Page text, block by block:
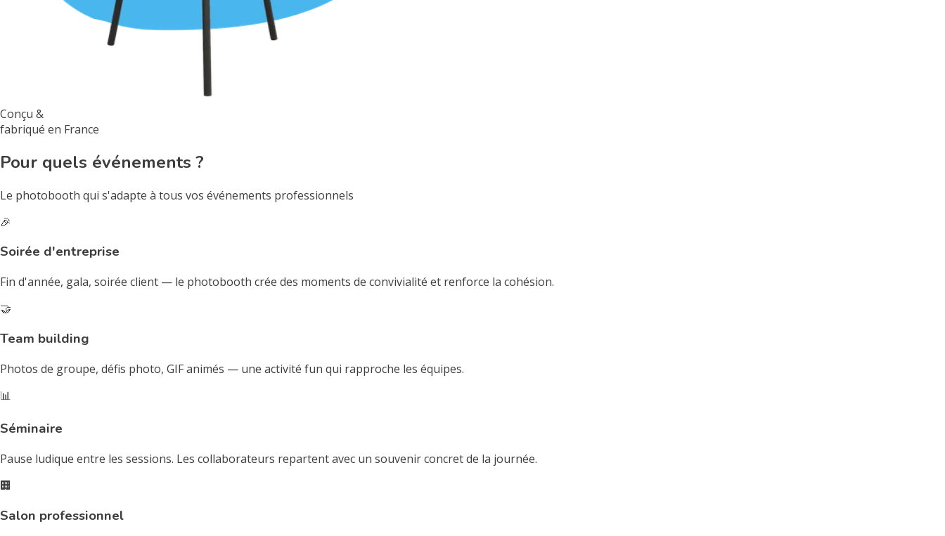
Conçu &
fabriqué en France
Pour quels événements ?
Le photobooth qui s'adapte à tous vos événements professionnels
🎉
Soirée d'entreprise
Fin d'année, gala, soirée client — le photobooth crée des moments de convivialité et renforce la cohésion.
🤝
Team building
Photos de groupe, défis photo, GIF animés — une activité fun qui rapproche les équipes.
📊
Séminaire
Pause ludique entre les sessions. Les collaborateurs repartent avec un souvenir concret de la journée.
🏢
Salon professionnel